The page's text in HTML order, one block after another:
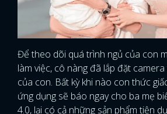
Để theo dõi quá trình ngủ của con
làm việc, cô nàng đã lắp đặt
của con. Bất kỳ khi nào con thức
ứng dụng sẽ báo ngay cho ba mẹ
4.0, lại có cả những sản phẩm tiện